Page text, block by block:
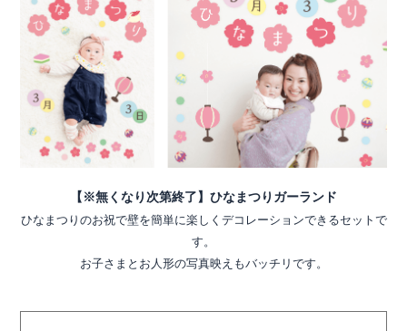
【※無くなり次第終了】ひなまつりガーランド
ひなまつりのお祝で壁を簡単に楽しくデコレーションできるセットで
す。
お子さまとお人形の写真映えもバッチリです。